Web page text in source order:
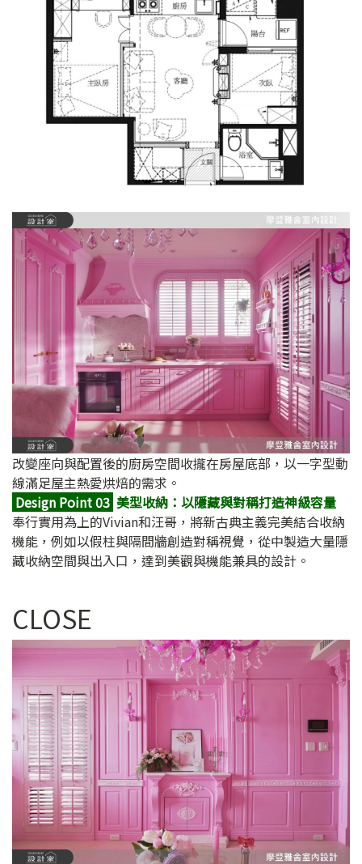
改變座向與配置後的廚房空間收攏在房屋底部，以一字型動
線滿足屋主熱愛烘焙的需求。
Design Point 03 美型收納：以隱藏與對稱打造神級容量
奉行實用為上的Vivian和汪哥，將新古典主義完美結合收納
機能，例如以假柱與隔間牆創造對稱視覺，從中製造大量隱
藏收納空間與出入口，達到美觀與機能兼具的設計。
CLOSE